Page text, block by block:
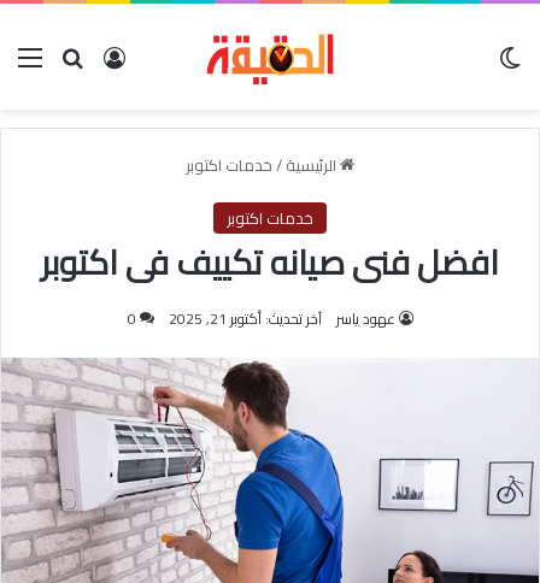
بحث عنتسجيل
الرئيسية/خدمات اكتوبر
خدمات اكتوبر
افضل فنى صيانه تكييف فى اكتوبر
عهود ياسر آخر تحديث: أكتوبر 21, 2025 0